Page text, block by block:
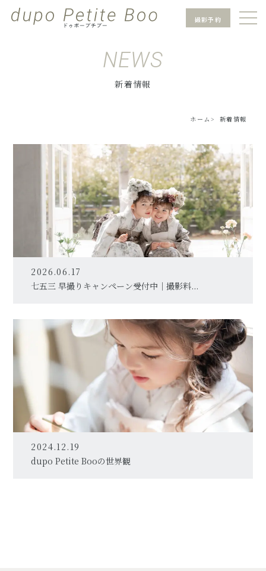
撮影予約
NEWS
新着情報
ホーム 新着情報
2026.06.17
七五三 早撮りキャンペーン受付中｜撮影料...
2024.12.19
dupo Petite Booの世界観